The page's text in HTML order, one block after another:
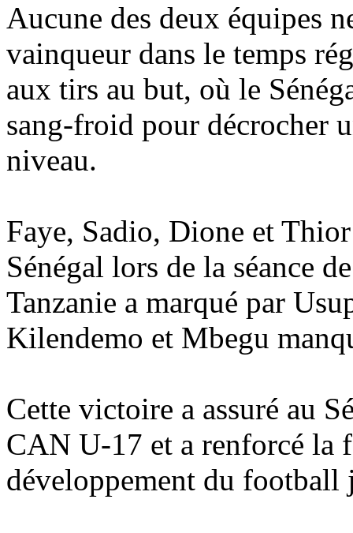
Aucune des deux équipes
vainqueur dans le temps
aux tirs au but, où le
sang-froid pour décrocher
niveau.
Faye, Sadio, Dione et
Sénégal lors de la séance
Tanzanie a marqué par
Kilendemo et Mbegu
Cette victoire a assuré au
CAN U-17 et a renforcé la
développement du football